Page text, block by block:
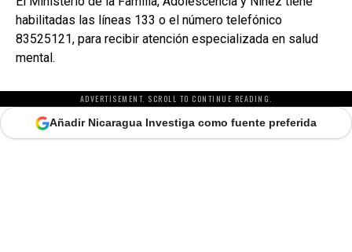
habilitadas las líneas 133 o el número telefónico
83525121, para recibir atención especializada en salud
mental.
ADVERTISEMENT. SCROLL TO CONTINUE READING.
Añadir Nicaragua Investiga como fuente preferida